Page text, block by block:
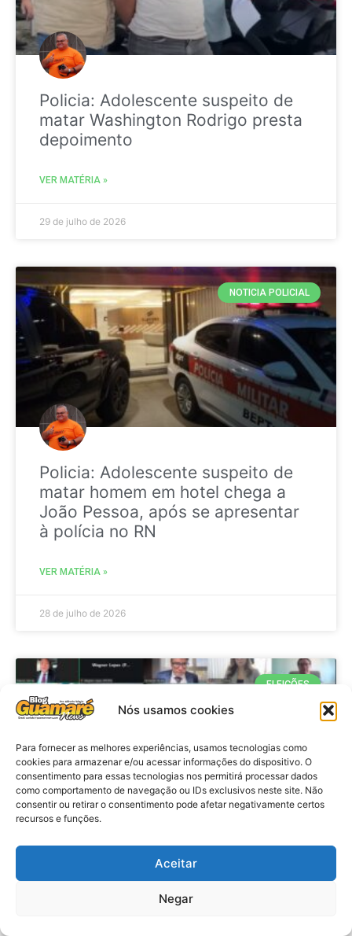
Nós usamos cookies
Para fornecer as melhores experiências, usamos tecnologias como
cookies para armazenar e/ou acessar informações do dispositivo. O
consentimento para essas tecnologias nos permitirá processar dados
como comportamento de navegação ou IDs exclusivos neste site. Não
consentir ou retirar o consentimento pode afetar negativamente certos
recursos e funções.
Aceitar
Negar
Policia: Adolescente suspeito de
matar Washington Rodrigo presta
depoimento
VER MATÉRIA »
29 de julho de 2026
NOTICIA POLICIAL
Policia: Adolescente suspeito de
matar homem em hotel chega a
João Pessoa, após se apresentar
à polícia no RN
VER MATÉRIA »
28 de julho de 2026
ELEIÇÕES
Eleições 2026: procuradores e
promotores eleitorais realizam
reunião de alinhamento no RN